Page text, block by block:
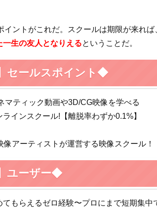
ントがこれだ。スクールは期限が来れば
生の友人となりえるということだ。
セールスポイント◆
マティック動画や3D/CG映像を学べる
インスクール!【離脱率わずか0.1%】
像アーティストが運営する映像スクール！
ユーザー◆
もらえるゼロ経験〜プロにまで短期集中